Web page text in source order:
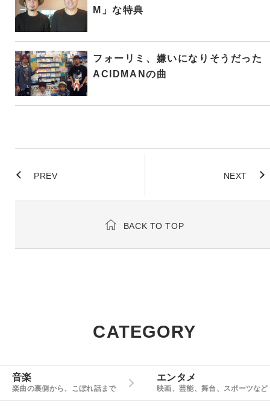
M」な特典
フォーリミ、嫌いになりそうだった
ACIDMANの曲
PREV NEXT
BACK TO TOP
CATEGORY
音楽
楽曲の裏側から、こぼれ話まで
エンタメ
映画、芸能、舞台、スポーツなど